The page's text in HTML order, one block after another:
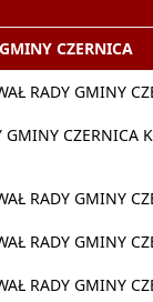
CZERNICA
RADY GMINY
GMINY CZERNICA
RADY GMINY
RADY GMINY
RADY GMINY